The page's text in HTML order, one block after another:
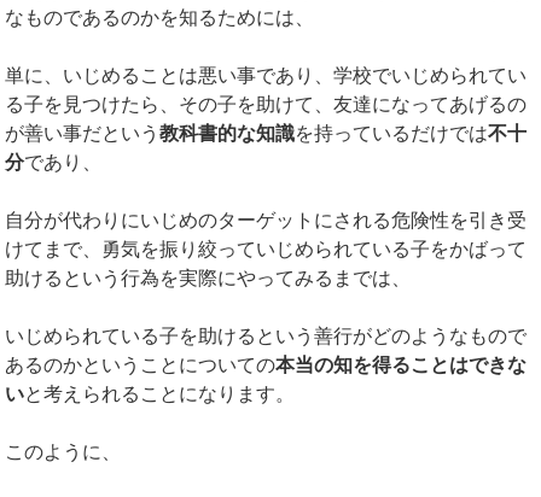
なものであるのかを知るためには、
単に、いじめることは悪い事であり、学校でいじめられてい
る子を見つけたら、その子を助けて、友達になってあげるの
が善い事だという教科書的な知識を持っているだけでは不十
分であり、
自分が代わりにいじめのターゲットにされる危険性を引き受
けてまで、勇気を振り絞っていじめられている子をかばって
助けるという行為を実際にやってみるまでは、
いじめられている子を助けるという善行がどのようなもので
あるのかということについての本当の知を得ることはできな
いと考えられることになります。
このように、